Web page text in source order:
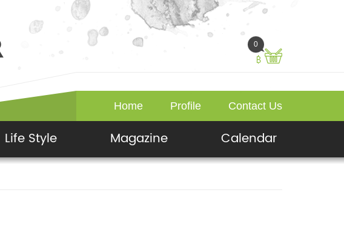
0
฿
Home Profile Contact Us
Life Style Magazine Calendar